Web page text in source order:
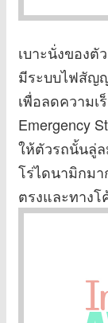
เบาะนั่งของตั
มีระบบไฟสัญ
เพื่อลดความเ
Emergency
ให้ตัวรถนั้นลู่
โร่ไดนามิกมา
ตรงและทางโ